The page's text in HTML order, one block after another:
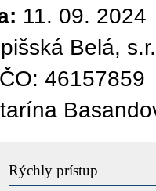
11. 09. 2024
Belá,
46157859
Rýchly prístup